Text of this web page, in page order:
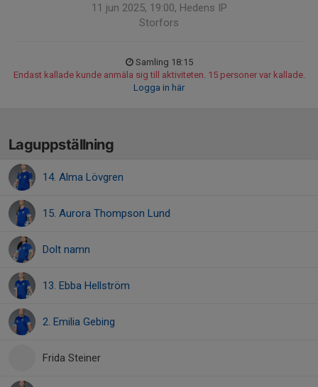
11 jun 2025, 19:00, Hedens IP
Storfors
Samling 18:15
Endast kallade kunde anmäla sig till aktiviteten. 15 personer var kallade.
Logga in här
Laguppställning
14. Alma Lövgren
15. Aurora Thompson Lund
Dolt namn
13. Ebba Hellström
2. Emilia Gebing
Frida Steiner